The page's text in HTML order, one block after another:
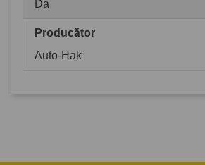
Da
Producător
Auto-Hak